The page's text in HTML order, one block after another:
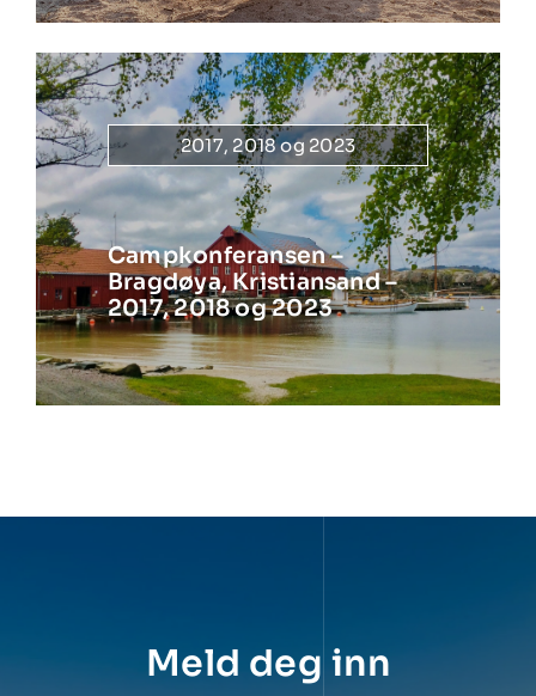
2017, 2018 og 2023
Campkonferansen –
Bragdøya, Kristiansand –
2017, 2018 og 2023
Meld deg inn